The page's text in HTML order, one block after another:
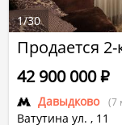
Продается
Давыдково (7
Ватутина ул. , 11
42 900 000Р
1/30